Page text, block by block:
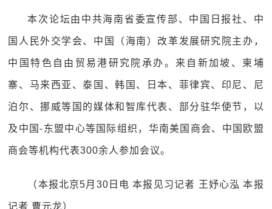
本次论坛由中共海南省委宣传部、中国日报社、中
国人民外交学会、中国（海南）改革发展研究院主办，
中国特色自由贸易港研究院承办。来自新加坡、柬埔
寨、马来西亚、泰国、韩国、日本、菲律宾、印尼、尼
泊尔、挪威等国的媒体和智库代表、部分驻华使节，以
及中国-东盟中心等国际组织，华南美国商会、中国欧盟
商会等机构代表300余人参加会议。
（本报北京5月30日电 本报见习记者 王妤心泓 本报
记者 曹元龙）